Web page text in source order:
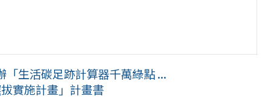
生活碳足跡計算器千萬綠點 ...
實施計畫」計畫書